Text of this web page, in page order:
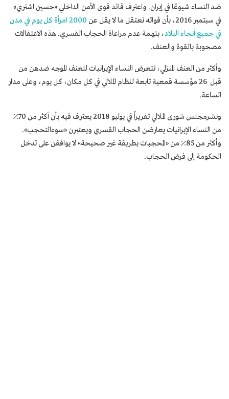
ضد النساء شيوعًا في إيران. واعترف قائد قوى الأمن الداخلي «حسين اشتري»
في سبتمبر 2016، بأن قواته تعتقل ما لا يقل عن
2000 امرأة كل يوم في مدن
في جميع أنحاء البلاد، بتهمة عدم مراعاة الحجاب القسري. هذه الاعتقالات
مصحوبة بالقوة والعنف.
وأكثر من العنف المنزلي، تتعرض النساء الإيرانيات للعنف الموجه ضدهن من
قبل 26 مؤسسة قمعية تابعة لنظام الملالي في كل مكان، كل يوم، وعلى مدار
الساعة.
ونشرمجلس شورى الملالي تقريراً في يوليو 2018 يعترف فيه بأن أكثر من 70٪
من النساء الإيرانيات يعارضن الحجاب القسري ويعتبرن «سوءالتحجب».
وأكثر من 85٪ من «المحجبات بطريقة غير صحيحة» لا يوافقن على تدخل
الحكومة إلى فرض الحجاب.